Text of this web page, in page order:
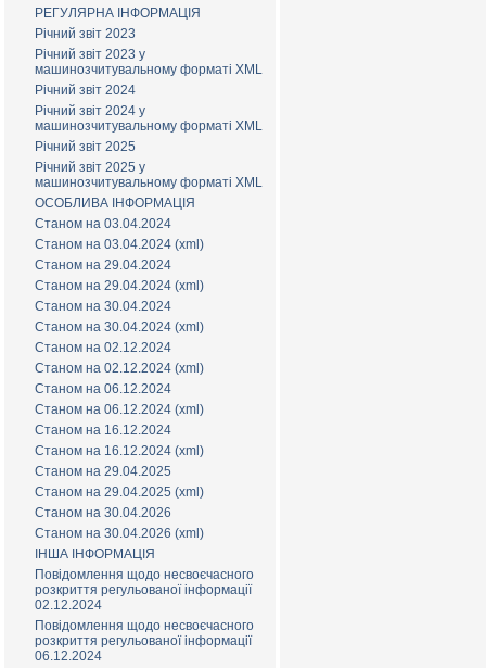
РЕГУЛЯРНА ІНФОРМАЦІЯ
Річний звіт 2023
Річний звіт 2023 у
машинозчитувальному форматі XML
Річний звіт 2024
Річний звіт 2024 у
машинозчитувальному форматі XML
Річний звіт 2025
Річний звіт 2025 у
машинозчитувальному форматі XML
ОСОБЛИВА ІНФОРМАЦІЯ
Станом на 03.04.2024
Станом на 03.04.2024 (xml)
Станом на 29.04.2024
Станом на 29.04.2024 (xml)
Станом на 30.04.2024
Станом на 30.04.2024 (xml)
Станом на 02.12.2024
Станом на 02.12.2024 (xml)
Станом на 06.12.2024
Станом на 06.12.2024 (xml)
Станом на 16.12.2024
Станом на 16.12.2024 (xml)
Станом на 29.04.2025
Станом на 29.04.2025 (xml)
Станом на 30.04.2026
Станом на 30.04.2026 (xml)
ІНША ІНФОРМАЦІЯ
Повідомлення щодо несвоєчасного
розкриття регульованої інформації
02.12.2024
Повідомлення щодо несвоєчасного
розкриття регульованої інформації
06.12.2024